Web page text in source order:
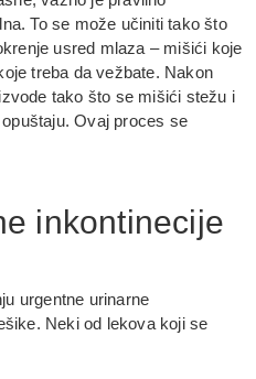
To se može učiniti tako što
usred mlaza – mišići koje
treba da vežbate. Nakon
tako što se mišići stežu i
Ovaj proces se
inkontinecije
urgentne urinarne
Neki od lekova koji se